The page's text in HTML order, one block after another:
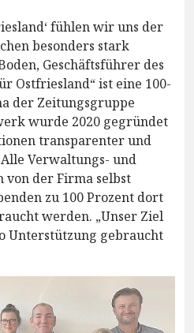
fühlen wir uns der
besonders stark
Geschäftsführer des
Ostfriesland“ ist eine 100-
der Zeitungsgruppe
wurde 2020 gegründet
transparenter und
Verwaltungs- und
von der Firma selbst
zu 100 Prozent dort
werden. „Unser Ziel
Unterstützung gebraucht